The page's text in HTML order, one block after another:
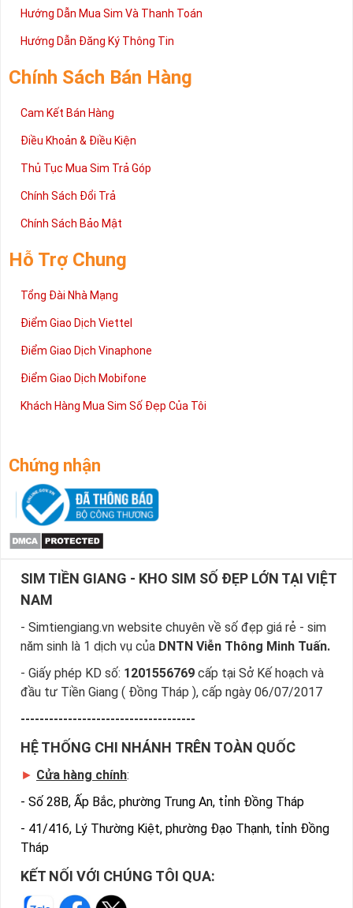
Hướng Dẫn Mua Sim Và Thanh Toán
Hướng Dẫn Đăng Ký Thông Tin
Chính Sách Bán Hàng
Cam Kết Bán Hàng
Điều Khoản & Điều Kiện
Thủ Tục Mua Sim Trả Góp
Chính Sách Đổi Trả
Chính Sách Bảo Mật
Hỗ Trợ Chung
Tổng Đài Nhà Mạng
Điểm Giao Dịch Viettel
Điểm Giao Dịch Vinaphone
Điểm Giao Dịch Mobifone
Khách Hàng Mua Sim Số Đẹp Của Tôi
Chứng nhận
SIM TIỀN GIANG - KHO SIM SỐ ĐẸP LỚN TẠI VIỆT
NAM
- Simtiengiang.vn website chuyên về số đẹp giá rẻ - sim
năm sinh là 1 dịch vụ của DNTN Viễn Thông Minh Tuấn.
- Giấy phép KD số: 1201556769 cấp tại Sở Kế hoạch và
đầu tư Tiền Giang ( Đồng Tháp ), cấp ngày 06/07/2017
-------------------------------------
HỆ THỐNG CHI NHÁNH TRÊN TOÀN QUỐC
► Cửa hàng chính:
- Số 28B, Ấp Bắc, phường Trung An, tỉnh Đồng Tháp
- 41/416, Lý Thường Kiệt, phường Đạo Thạnh, tỉnh Đồng
Tháp
KẾT NỐI VỚI CHÚNG TÔI QUA: